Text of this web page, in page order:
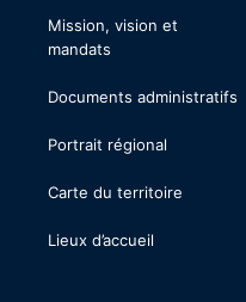
Mission, vision et
mandats
Documents administratifs
Portrait régional
Carte du territoire
Lieux d’accueil